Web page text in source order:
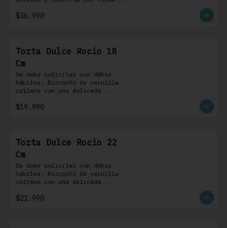
profiteroles.
$36.990
Torta Dulce Rocio 18
Cm
Se debe solicitar con 48hrs
hábiles. Bizcocho de vainilla
rellena con una delicada
de leche cubierta con nuestra
$19.990
Torta Dulce Rocio 22
Cm
Se debe solicitar con 48hrs
hábiles. Bizcocho de vainilla
rellena con una delicada
de leche cubierta con nuestra
$21.990